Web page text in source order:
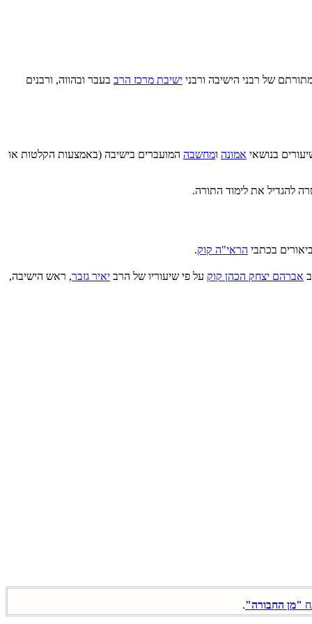
של רבני הישיבה ורבני ישיבת מרכז הרב בעבר ובהווה, ורבנים
בנושאי אמונה ומחשבה המועברים בישיבה (באמצעות הקלטות או
להגדיל את לימוד התורה.
בכתבי הראי"ה קוק.
אברהם יצחק הכהן קוק על פי שיעוריו של הרב יאיר גזבר, ראש הישיבה,
"מן החבורה".